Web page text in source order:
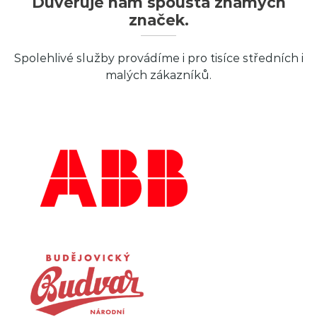
značek.
Spolehlivé služby provádíme i pro tisíce středních i
malých zákazníků.